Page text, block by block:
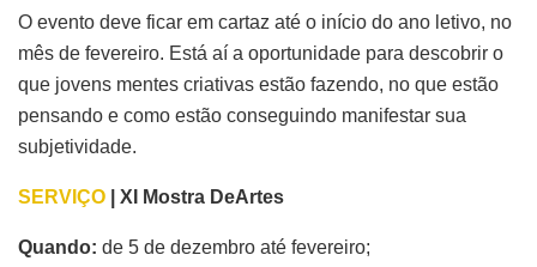
O evento deve ficar em cartaz até o início do ano letivo, no
mês de fevereiro. Está aí a oportunidade para descobrir o
que jovens mentes criativas estão fazendo, no que estão
pensando e como estão conseguindo manifestar sua
subjetividade.
SERVIÇO | XI Mostra DeArtes
Quando: de 5 de dezembro até fevereiro;